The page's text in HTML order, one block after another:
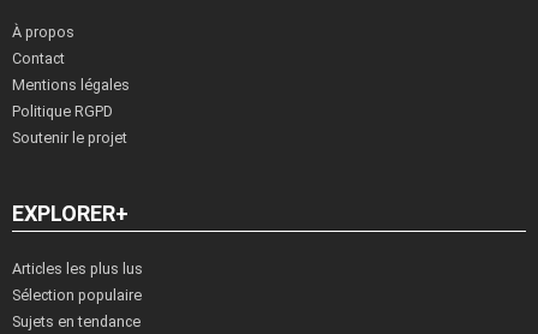
À propos
Contact
Mentions légales
Politique RGPD
Soutenir le projet
EXPLORER+
Articles les plus lus
Sélection populaire
Sujets en tendance